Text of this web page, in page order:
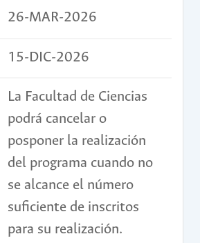
26-MAR-2026
15-DIC-2026
La Facultad de Ciencias
podrá cancelar o
posponer la realización
del programa cuando no
se alcance el número
suficiente de inscritos
para su realización.